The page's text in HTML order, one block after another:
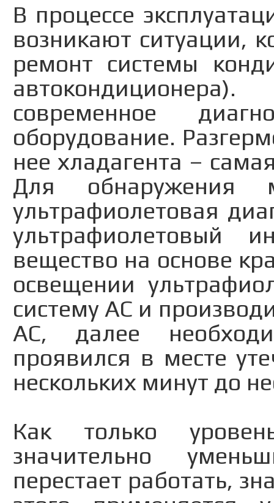
В процессе
возникают ситуации,
ремонт системы
современное
оборудование.
нее хладагента –
Для обнаружения
ультрафиолетовая
ультрафиолетовый
вещество на основе
освещении
систему АС и
АС, далее
проявился в месте
нескольких минут до
Как только
значительно
перестает работать,